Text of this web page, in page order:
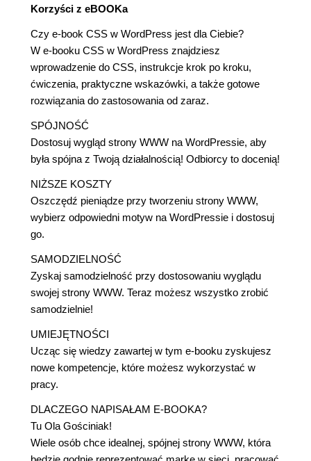
Korzyści z eBOOKa
Czy e-book CSS w WordPress jest dla Ciebie?
W e-booku CSS w WordPress znajdziesz
wprowadzenie do CSS, instrukcje krok po kroku,
ćwiczenia, praktyczne wskazówki, a także gotowe
rozwiązania do zastosowania od zaraz.
SPÓJNOŚĆ
Dostosuj wygląd strony WWW na WordPressie, aby
była spójna z Twoją działalnością! Odbiorcy to docenią!
NIŻSZE KOSZTY
Oszczędź pieniądze przy tworzeniu strony WWW,
wybierz odpowiedni motyw na WordPressie i dostosuj
go.
SAMODZIELNOŚĆ
Zyskaj samodzielność przy dostosowaniu wyglądu
swojej strony WWW. Teraz możesz wszystko zrobić
samodzielnie!
UMIEJĘTNOŚCI
Ucząc się wiedzy zawartej w tym e-booku zyskujesz
nowe kompetencje, które możesz wykorzystać w
pracy.
DLACZEGO NAPISAŁAM E-BOOKA?
Tu Ola Gościniak!
Wiele osób chce idealnej, spójnej strony WWW, która